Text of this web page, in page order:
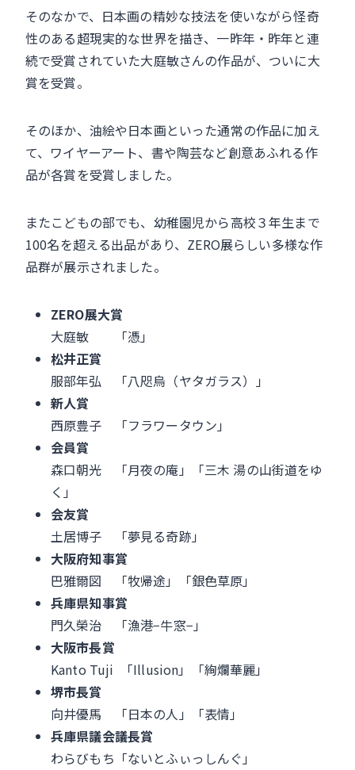
そのなかで、日本画の精妙な技法を使いながら怪奇
性のある超現実的な世界を描き、一昨年・昨年と連
続で受賞されていた大庭敏さんの作品が、ついに大
賞を受賞。
そのほか、油絵や日本画といった通常の作品に加え
て、ワイヤーアート、書や陶芸など創意あふれる作
品が各賞を受賞しました。
またこどもの部でも、幼稚園児から高校３年生まで
100名を超える出品があり、ZERO展らしい多様な作
品群が展示されました。
ZERO展大賞
大庭敏 「憑」
松井正賞
服部年弘 「八咫烏（ヤタガラス）」
新人賞
西原豊子 「フラワータウン」
会員賞
森口朝光 「月夜の庵」「三木 湯の山街道をゆ
く」
会友賞
土居博子 「夢見る奇跡」
大阪府知事賞
巴雅爾図 「牧帰途」「銀色草原」
兵庫県知事賞
門久榮治 「漁港−牛窓−」
大阪市長賞
Kanto Tuji 「Illusion」「絢爛華麗」
堺市長賞
向井優馬 「日本の人」「表情」
兵庫県議会議長賞
わらびもち「ないとふぃっしんぐ」